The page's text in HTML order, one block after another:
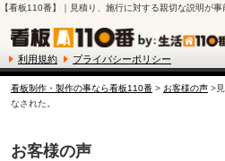
【看板110番】｜見積り、施行に対する親切な説明が
利用規約 プライバシーポリシー
看板制作・製作の事なら看板110番> お客様の声>見
なされた。
お客様の声